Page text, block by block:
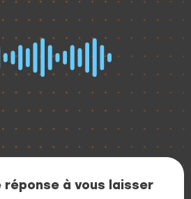
réponse à vous laisser